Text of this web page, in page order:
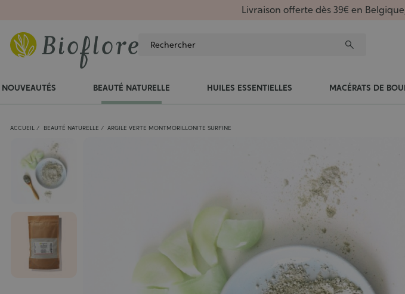
Livraison offerte dès 39€ en
NOUVEAUTÉS BEAUTÉ NATURELLE HUILES ESSENTIELLES MACÉRATS DE
ACCUEIL BEAUTÉ NATURELLE ARGILE VERTE MONTMORILLONITE SURFINE